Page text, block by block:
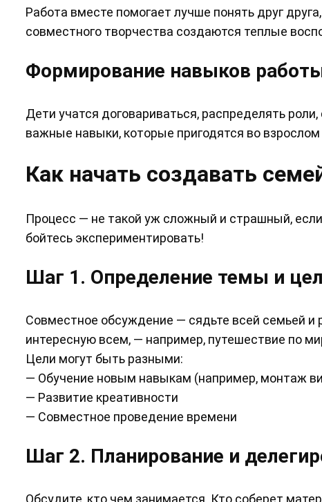
Работа вместе помогает лучше понять друг
совместного творчества создаются теплые
Формирование навыков
Дети учатся договариваться, распределять
важные навыки, которые пригодятся во
Как начать создавать
Процесс — не такой уж сложный и страшный,
бойтесь экспериментировать!
Шаг 1. Определение темы и
Совместное обсуждение — сядьте всей семьей
интересную всем, — например, путешествие по
Цели могут быть разными:
— Обучение новым навыкам (например, монтаж
— Развитие креативности
— Совместное проведение времени
Шаг 2. Планирование и
Обсудите, кто чем занимается. Кто соберет